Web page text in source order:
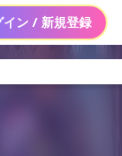
イン / 新規登録